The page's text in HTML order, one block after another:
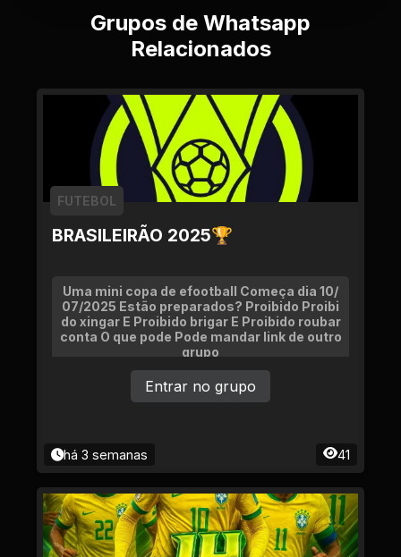
Grupos de Whatsapp
Relacionados
BRASILEIRÃO 2025🏆
FUTEBOL
Uma mini copa de efootball Começa dia 10/
07/2025 Estão preparados? Proibido Proibi
do xingar E Proibido brigar E Proibido roubar
conta O que pode Pode mandar link de outro
grupo
há 3 semanas 41
Entrar no grupo